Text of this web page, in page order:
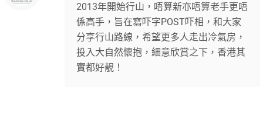
2013年開始行山，唔算新亦唔算老手更唔
係高手，旨在寫吓字POST吓相，和大家
分享行山路線，希望更多人走出冷氣房，
投入大自然懷抱，細意欣賞之下，香港其
實都好靚！